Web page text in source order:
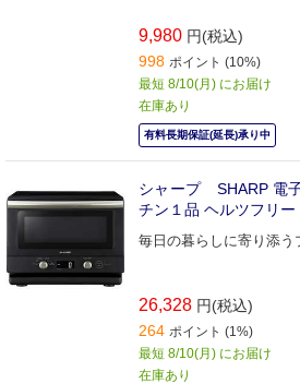
9,980 円(税込)
998 ポイント (10%)
最短 8/10(月) にお届け
在庫あり
有料長期保証(延長)承り中
シャープ SHARP 電
チン１品 ヘルツフリ
毎日の暮らしに寄り添う
26,328 円(税込)
264 ポイント (1%)
最短 8/10(月) にお届け
在庫あり